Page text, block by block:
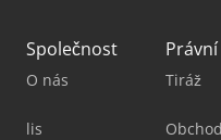
Společnost
O nás
lis
Tiráž